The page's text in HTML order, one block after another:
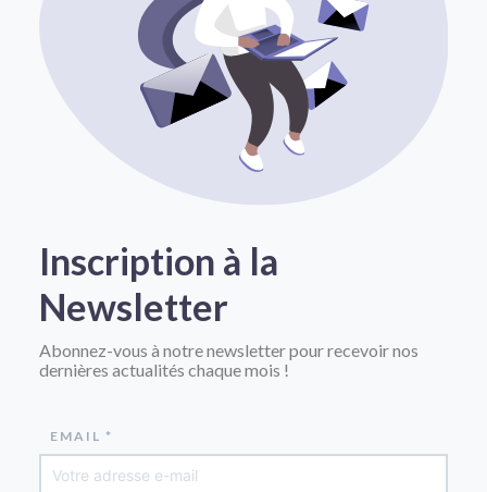
Inscription à la
Newsletter
Abonnez-vous à notre newsletter pour recevoir nos
dernières actualités chaque mois !
EMAIL *